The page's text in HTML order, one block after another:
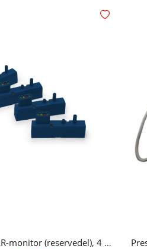
Prestan HLR-monitor (reservedel), 4 stk.
Legg i